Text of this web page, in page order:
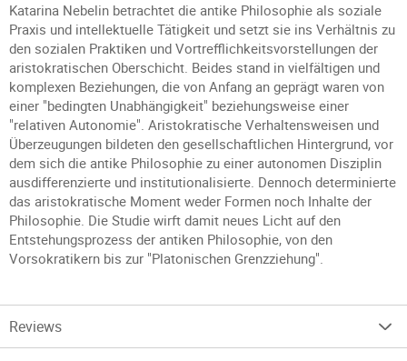
Katarina Nebelin betrachtet die antike Philosophie als soziale
Praxis und intellektuelle Tätigkeit und setzt sie ins Verhältnis zu
den sozialen Praktiken und Vortrefflichkeitsvorstellungen der
aristokratischen Oberschicht. Beides stand in vielfältigen und
komplexen Beziehungen, die von Anfang an geprägt waren von
einer "bedingten Unabhängigkeit" beziehungsweise einer
"relativen Autonomie". Aristokratische Verhaltensweisen und
Überzeugungen bildeten den gesellschaftlichen Hintergrund, vor
dem sich die antike Philosophie zu einer autonomen Disziplin
ausdifferenzierte und institutionalisierte. Dennoch determinierte
das aristokratische Moment weder Formen noch Inhalte der
Philosophie. Die Studie wirft damit neues Licht auf den
Entstehungsprozess der antiken Philosophie, von den
Vorsokratikern bis zur "Platonischen Grenzziehung".
Reviews